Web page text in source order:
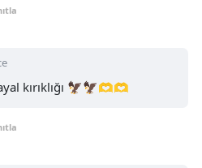
kırıklığı 🦅🦅🫶🫶